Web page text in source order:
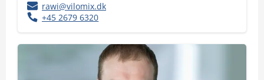
rawi@vilomix.dk
+45 2679 6320